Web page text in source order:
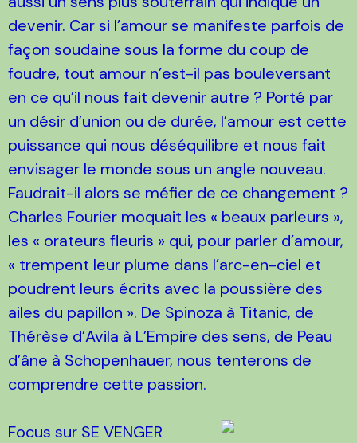
devenir. Car si l’amour se manifeste parfois de
façon soudaine sous la forme du coup de
foudre, tout amour n’est-il pas bouleversant
en ce qu’il nous fait devenir autre ? Porté par
un désir d’union ou de durée, l’amour est cette
puissance qui nous déséquilibre et nous fait
envisager le monde sous un angle nouveau.
Faudrait-il alors se méfier de ce changement ?
Charles Fourier moquait les « beaux parleurs »,
les « orateurs fleuris » qui, pour parler d’amour,
« trempent leur plume dans l’arc-en-ciel et
poudrent leurs écrits avec la poussière des
ailes du papillon ». De Spinoza à Titanic, de
Thérèse d’Avila à L’Empire des sens, de Peau
d’âne à Schopenhauer, nous tenterons de
comprendre cette passion.
Focus sur SE VENGER